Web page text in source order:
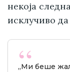
некоја
исклучиво
„Ми беше жал